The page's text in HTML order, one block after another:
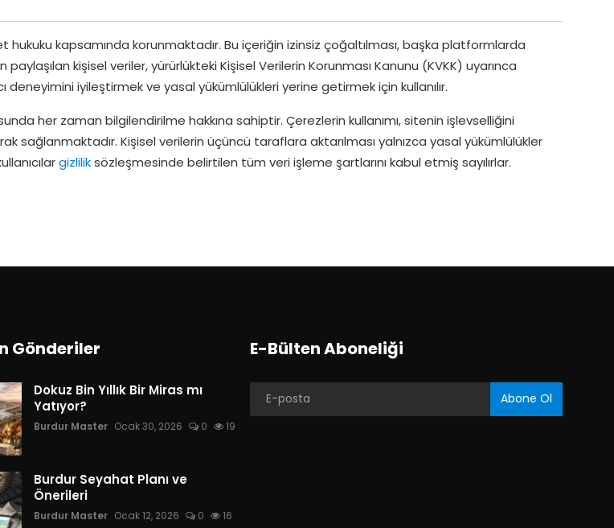
kapsamında korunmaktadır. Bu içeriğin izinsiz çoğaltılması, başka platformlarda
paylaşılan kişisel veriler, yürürlükteki Kişisel Verilerin Korunması Kanunu (KVKK) uyarınca
deneyimini iyileştirmek ve yasal yükümlülükleri yerine getirmek için kullanılır.
her zaman bilgilendirilme hakkına sahiptir. Çerezlerin kullanımı, sitenin işlevselliğini
sağlanmaktadır. Kişisel verilerin üçüncü taraflara aktarılması yalnızca yasal yükümlülükler
gizliliksözleşmesinde belirtilen tüm veri işleme şartlarını kabul etmiş sayılırlar.
Gönderiler
Dokuz Bin Yıllık Bir Miras mı
Yatıyor?
Burdur Master Ocak 30, 2026 0 19
Burdur Seyahat Planı ve
Önerileri
Burdur Master Ocak 12, 2026 0 16
E-Bülten Aboneliği
Abone Ol